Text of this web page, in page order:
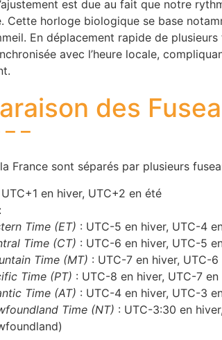
est due au fait que notre
Cette horloge biologique se base
En déplacement rapide de
avec l’heure locale,
des
France sont séparés par plusieurs
UTC+1 en hiver, UTC+2 en été
:
Time (ET) : UTC-5 en hiver, UTC-4
Time (CT) : UTC-6 en hiver, UTC-5
Time (MT) : UTC-7 en hiver, UTC-
Time (PT) : UTC-8 en hiver, UTC-7
Time (AT) : UTC-4 en hiver, UTC-3
Time (NT) : UTC-3:30 en